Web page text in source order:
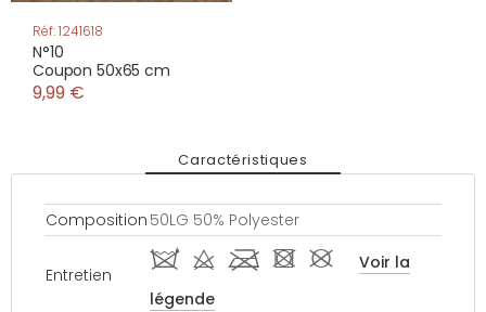
Réf: 1241618
N°10
Coupon 50x65 cm
9,99 €
Caractéristiques
Composition 50LG 50% Polyester
Entretien
i d l - #
Voir la
légende